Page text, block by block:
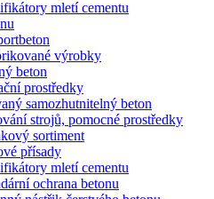
mletí cementu
výrobky
beton
prostředky
samozhutnitelný beton
strojů, pomocné prostředky
sortiment
přísady
mletí cementu
ochrana betonu